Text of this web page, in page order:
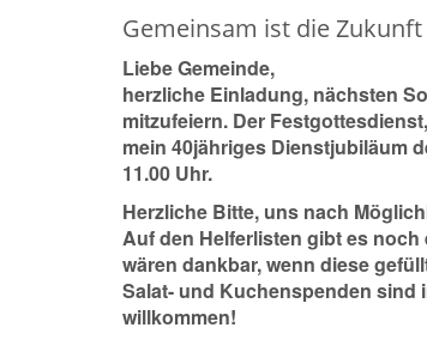
Gemeinsam ist die
Liebe Gemeinde,
herzliche Einladung, nächsten
mitzufeiern. Der
mein 40jähriges Dienstjubiläum
11.00 Uhr.
Herzliche Bitte, uns nach
Auf den Helferlisten gibt es
wären dankbar, wenn diese
Salat- und Kuchenspenden sind
willkommen!